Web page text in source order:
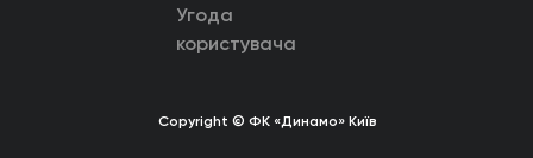
Угода
користувача
Copyright © ФК «Динамо» Київ